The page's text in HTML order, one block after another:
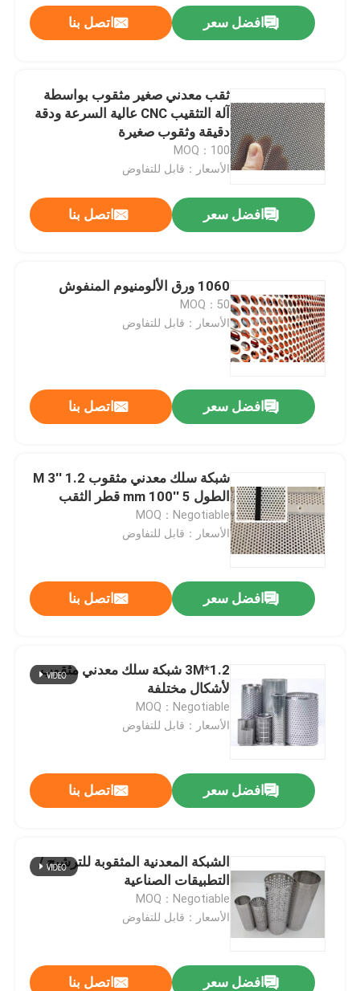
المنتجات
حولنا
جولة في المصنع
اتصل بنا
القضايا
توسيع شبكة الأسلاك المعدنية
شبكة أسلاك معدنية مثقبة
قماش منسوج من الأسلاك
افضل سعر اتصل بنا
ثقب معدني صغير مثقوب بواسطة
آلة التثقيب CNC عالية السرعة ودقة
دقيقة وثقوب صغيرة
MOQ：100
الأسعار：قابل للتفاوض
افضل سعر اتصل بنا
1060 ورق الألومنيوم المنفوش
MOQ：50
الأسعار：قابل للتفاوض
افضل سعر اتصل بنا
شبكة سلك معدني مثقوب 1.2 ′′3 M
الطول 5 ′′100 mm قطر الثقب
MOQ：Negotiable
الأسعار：قابل للتفاوض
افضل سعر اتصل بنا
1.2*3M شبكة سلك معدني مثقوب
لأشكال مختلفة
MOQ：Negotiable
الأسعار：قابل للتفاوض
افضل سعر اتصل بنا
الشبكة المعدنية المثقوبة للترشيح /
التطبيقات الصناعية
MOQ：Negotiable
الأسعار：قابل للتفاوض
افضل سعر اتصل بنا